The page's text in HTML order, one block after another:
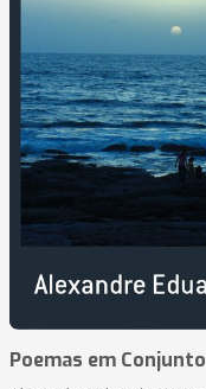
Poemas em Conjunto